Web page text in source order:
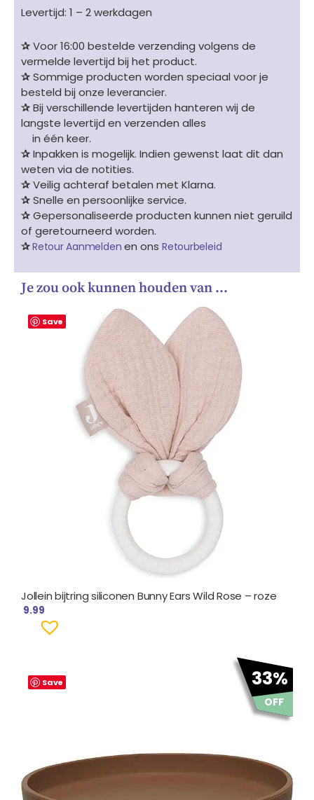
Levertijd: 1 – 2 werkdagen
✰Voor 16:00 bestelde verzending volgens de
vermelde levertijd bij het product.
✰Sommige producten worden speciaal voor je
besteld bij onze leverancier.
✰Bij verschillende levertijden hanteren wij de
langste levertijd en verzenden alles
in één keer.
✰Inpakken is mogelijk. Indien gewenst laat dit dan
weten via de notities.
✰Veilig achteraf betalen met Klarna.
✰Snelle en persoonlijke service.
✰Gepersonaliseerde producten kunnen niet geruild
of geretourneerd worden.
✰Retour Aanmelden en ons Retourbeleid
Je zou ook kunnen houden van …
Save
Jollein bijtring siliconen Bunny Ears Wild Rose – roze
9.99
Save 33%
OFF
prijs